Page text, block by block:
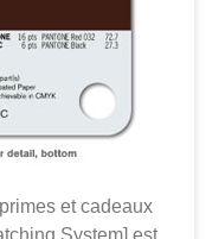
et cadeaux
System] est